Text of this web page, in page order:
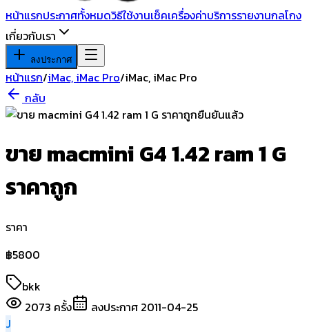
หน้าแรกประกาศทั้งหมดวิธีใช้งานเช็คเครื่องค่าบริการรายงานกลโกง
เกี่ยวกับเรา
ลงประกาศ
หน้าแรก/iMac, iMac Pro/iMac, iMac Pro
กลับ
ยืนยันแล้ว
ขาย macmini G4 1.42 ram 1 G
ราคาถูก
ราคา
฿5800
bkk
2073 ครั้ง ลงประกาศ 2011-04-25
J